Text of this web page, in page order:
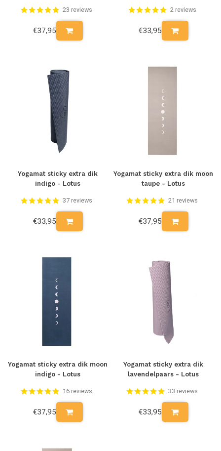
23 reviews
€37,95
2 reviews
€33,95
Yogamat sticky extra dik
indigo - Lotus
37 reviews
€33,95
Yogamat sticky extra dik moon
taupe - Lotus
21 reviews
€37,95
Yogamat sticky extra dik moon
indigo - Lotus
16 reviews
€37,95
Yogamat sticky extra dik
lavendelpaars - Lotus
33 reviews
€33,95